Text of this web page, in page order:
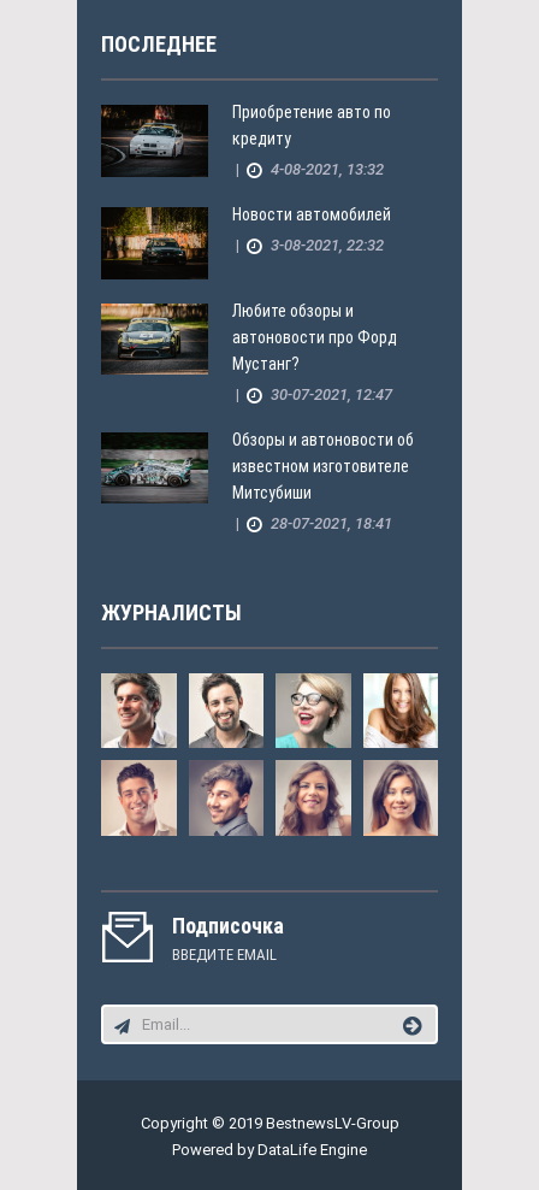
ПОСЛЕДНЕЕ
Приобретение авто по
кредиту
| 4-08-2021, 13:32
Новости автомобилей
| 3-08-2021, 22:32
Любите обзоры и
автоновости про Форд
Мустанг?
| 30-07-2021, 12:47
Обзоры и автоновости об
известном изготовителе
Митсубиши
| 28-07-2021, 18:41
ЖУРНАЛИСТЫ
Подписочка
ВВЕДИТЕ EMAIL
Copyright © 2019 BestnewsLV-Group
Powered by DataLife Engine